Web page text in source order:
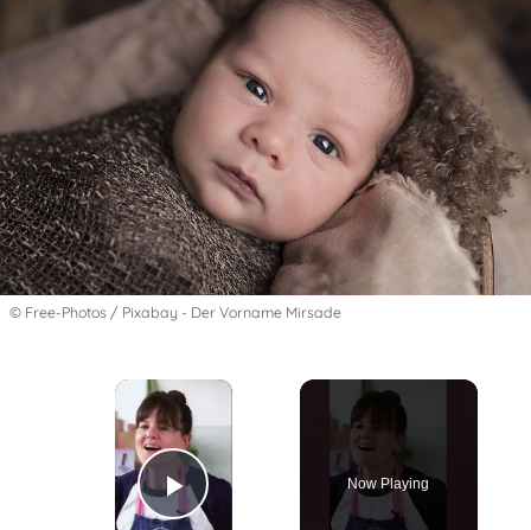
© Free-Photos / Pixabay - Der Vorname Mirsade
×
Play Video
Now Playing